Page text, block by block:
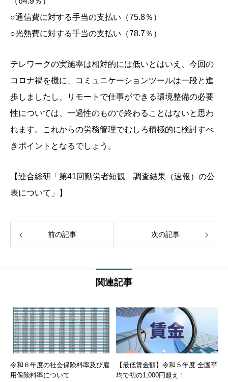
○通信費に対する手当の支払い（75.8％）
○光熱費に対する手当の支払い（78.7％）
テレワークの実施率は相対的には低いとはいえ、今回の
コロナ禍を機に、コミュニケーションツールは一段と進
歩しましたし、リモートで仕事ができる環境整備の必要
性については、一過性のもので終わることはないと思わ
れます。これからの労務管理でむしろ積極的に検討すべ
きポイントとなるでしょう。
【連合総研「第41回勤労者短観 調査結果（速報）の公
表について」】
前の記事 次の記事
関連記事
令和６年度の社会保険料率及び雇
用保険料率について
【最低賃金額】令和５年度 全国平
均で初の1,000円超え！